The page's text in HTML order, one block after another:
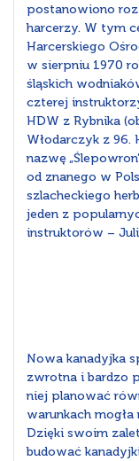
postanowiono
harcerzy. W tym
Harcerskiego
w sierpniu 1970
śląskich
czterej
HDW z Rybnika
Włodarczyk z 96.
nazwę
od znanego w
szlacheckiego
jeden z
instruktorów –
Nowa kanadyjka
zwrotna i bardzo
niej planować
warunkach
Dzięki swoim
budować